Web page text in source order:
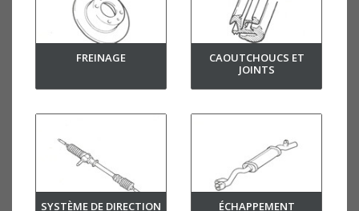
FREINAGE
CAOUTCHOUCS ET
JOINTS
SYSTÈME DE DIRECTION ÉCHAPPEMENT